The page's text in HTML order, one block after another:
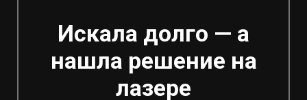
Искала долго — а
нашла решение на
лазере